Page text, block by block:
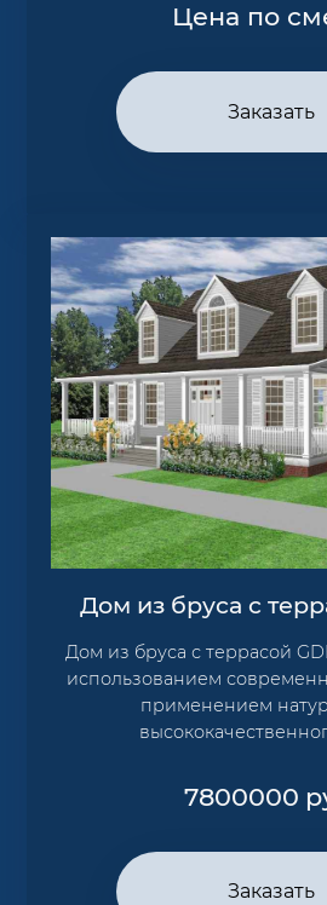
Цена по
Заказать
Дом из бруса с
Дом из бруса с террасой
использованием
применением
7800000
Заказать